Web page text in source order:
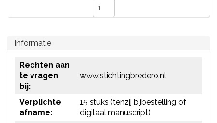
Informatie
Rechten aan
te vragen
bij:
www.stichtingbredero.nl
Verplichte
afname:
15 stuks (tenzij bijbestelling of
digitaal manuscript)